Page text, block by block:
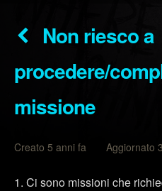
Non riesco a
procedere/
missione
Creato 5 anni fa Aggiornato
Ci sono missioni che